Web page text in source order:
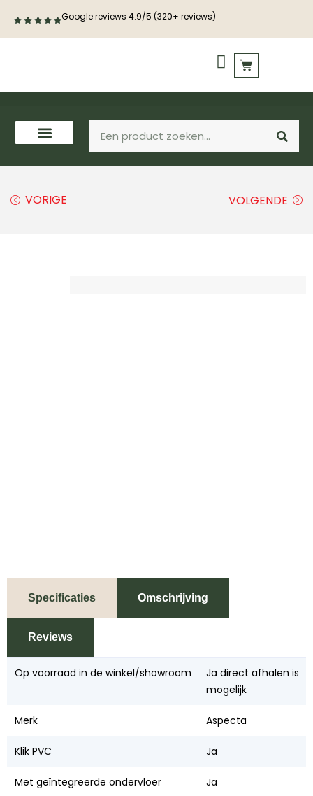
Google reviews 4.9/5 (320+ reviews)
VORIGE VOLGENDE
Specificaties Omschrijving
Reviews
Op voorraad in de winkel/showroom
Ja direct afhalen is
mogelijk
Merk Aspecta
Klik PVC Ja
Met geïntegreerde ondervloer Ja